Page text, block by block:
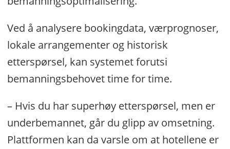
Ved å analysere bookingdata, værprognoser,
lokale arrangementer og historisk
etterspørsel, kan systemet forutsi
bemanningsbehovet time for time.
– Hvis du har superhøy etterspørsel, men er
underbemannet, går du glipp av omsetning.
Plattformen kan da varsle om at hotellene er